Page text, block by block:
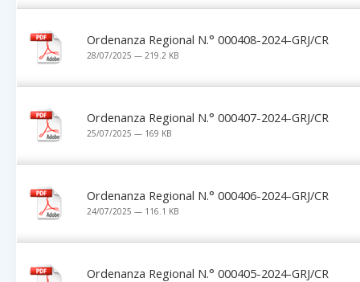
Ordenanza Regional N.° 000408-2024-GRJ/CR
28/07/2025 — 219.2 KB
Ordenanza Regional N.° 000407-2024-GRJ/CR
25/07/2025 — 169 KB
Ordenanza Regional N.° 000406-2024-GRJ/CR
24/07/2025 — 116.1 KB
Ordenanza Regional N.° 000405-2024-GRJ/CR